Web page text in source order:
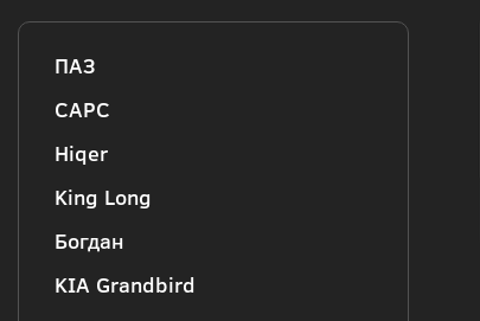
ПАЗ
CAPC
Hiqer
King Long
Богдан
KIA Grandbird